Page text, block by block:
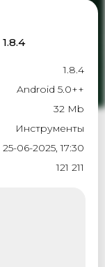
1.8.4
1.8.4
Android 5.0++
32 Mb
Инструменты
25-06-2025, 17:30
121 211